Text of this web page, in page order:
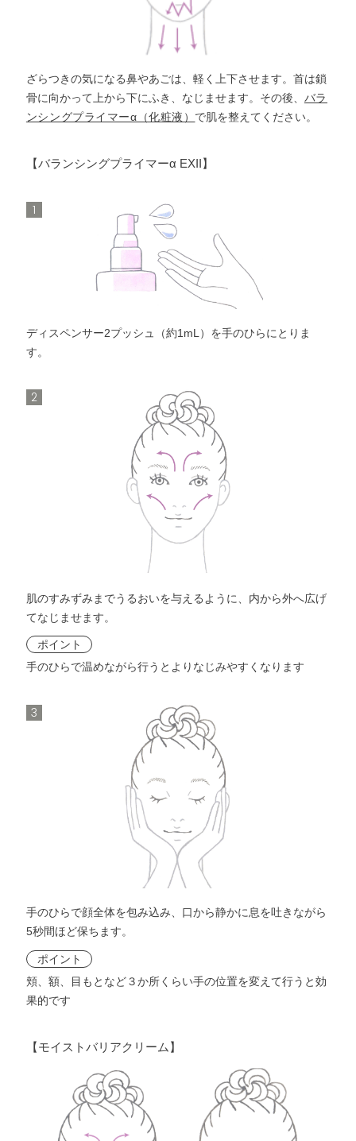
ざらつきの気になる鼻やあごは、軽く上下させます。 首は鎖
骨に向かって上から下にふき、なじませます。 その後、 バラ
ンシングプライマーα（化粧液） で肌を整えてください。
【バランシングプライマーα EXII】
1
ディスペンサー2プッシュ（約1mL）を手のひらにとりま
す。
2
肌のすみずみまでうるおいを与えるように、内から外へ広げ
てなじませます。
ポイント
手のひらで温めながら行うとよりなじみやすくなります
3
手のひらで顔全体を包み込み、口から静かに息を吐きながら
5秒間ほど保ちます。
ポイント
頬、額、目もとなど３か所くらい手の位置を変えて行うと効
果的です
【モイストバリアクリーム】